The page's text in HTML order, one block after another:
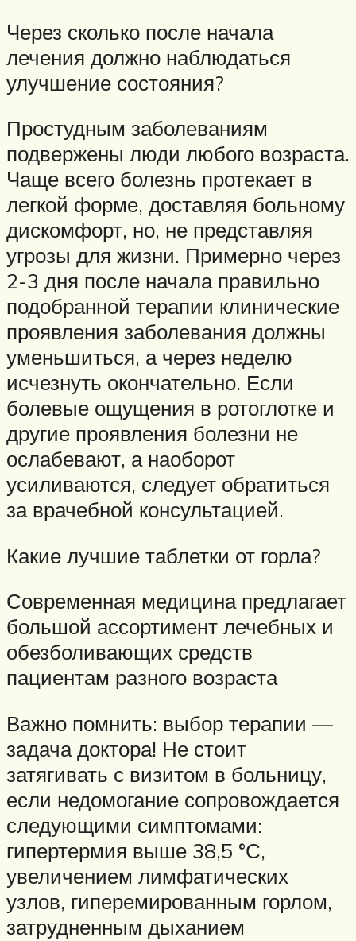
Через сколько после начала
лечения должно наблюдаться
улучшение состояния?
Простудным заболеваниям
подвержены люди любого возраста.
Чаще всего болезнь протекает в
легкой форме, доставляя больному
дискомфорт, но, не представляя
угрозы для жизни. Примерно через
2-3 дня после начала правильно
подобранной терапии клинические
проявления заболевания должны
уменьшиться, а через неделю
исчезнуть окончательно. Если
болевые ощущения в ротоглотке и
другие проявления болезни не
ослабевают, а наоборот
усиливаются, следует обратиться
за врачебной консультацией.
Какие лучшие таблетки от горла?
Современная медицина предлагает
большой ассортимент лечебных и
обезболивающих средств
пациентам разного возраста
Важно помнить: выбор терапии —
задача доктора! Не стоит
затягивать с визитом в больницу,
если недомогание сопровождается
следующими симптомами:
гипертермия выше 38,5 °С,
увеличением лимфатических
узлов, гиперемированным горлом,
затрудненным дыханием